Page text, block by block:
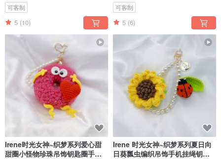
可客制
5 (10)
可客制
5 (6)
Irene时光女神~织梦系列爱心甜
甜圈小怪物珍珠吊饰钥匙圈手机
Irene 时光女神~织梦系列夏日向
日葵瓢虫编织吊饰手机挂绳钥匙